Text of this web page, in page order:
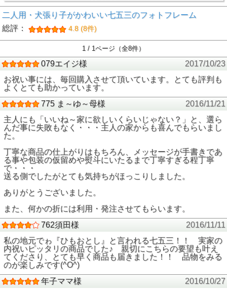
二人用・犬張り子がかわいい七五三のフォトフレーム
総評：
4.8 (8件)
1 / 1ページ（全8件）
079エイジ様
2017/10/23
お祝い事には、毎回購入させて頂いています。とても評判も
よくとても助かっています。
775 ま～ゆ～母様
2016/11/21
主人にも「いいね～家に欲しいくらいじゃない？」と、選ら
んだ事に失敗もなく・・・主人の家からも喜んでもらいまし
た。
丁寧な商品の仕上がりはもちろん、メッセージが手書きであ
る事や包装の仮留めや熨斗にいたるまで丁寧すぎる程丁寧
で・・・
送る側でしたがとても気持ちがほっこりしました。
ありがとうございました。
また、何かの折には利用・発注させてもらいます。
762須田様
2016/11/11
私の地元でゎ『ひもおとし』と言われる七五三！！ 実家の
内祝いピッタリの商品でした♪ 親切にこちらの要望も叶え
てくださり、とても早く商品も届きました！！ 品物をみる
のが楽しみです(^O^)
年子ママ様
2016/10/27